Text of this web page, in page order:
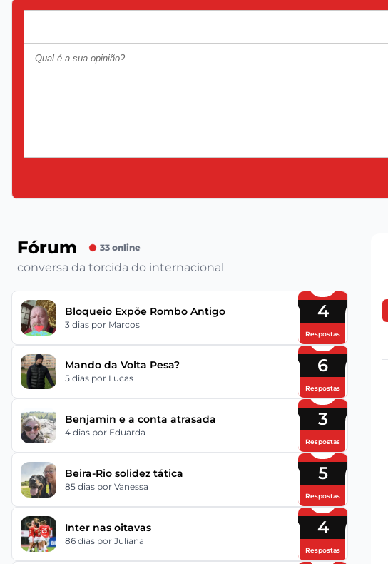
Fórum 33 online
conversa da torcida do internacional
Bloqueio Expõe Rombo Antigo
3 dias por Marcos
4
Respostas
Mando da Volta Pesa?
5 dias por Lucas
6
Respostas
Benjamin e a conta atrasada
4 dias por Eduarda
3
Respostas
Beira-Rio solidez tática
85 dias por Vanessa
5
Respostas
Inter nas oitavas
86 dias por Juliana
4
Respostas